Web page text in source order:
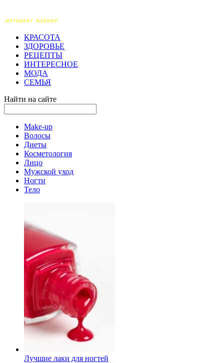
КРАСОТА
ЗДОРОВЬЕ
РЕЦЕПТЫ
ИНТЕРЕСНОЕ
МОДА
СЕМЬЯ
Найти на сайте
Make-up
Волосы
Диеты
Косметология
Лицо
Мужской уход
Ногти
Тело
Лучшие лаки для ногтей